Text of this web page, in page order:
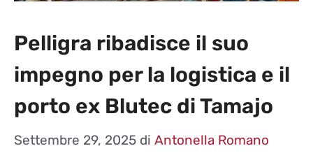
Pelligra ribadisce il suo
impegno per la logistica e il
porto ex Blutec di Tamajo
Settembre 29, 2025 di Antonella Romano